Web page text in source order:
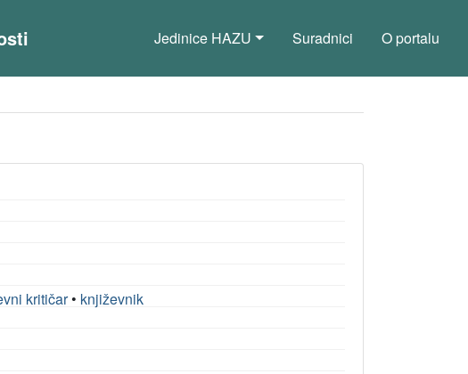
Jedinice HAZU Suradnici O portalu
kritičar• književnik